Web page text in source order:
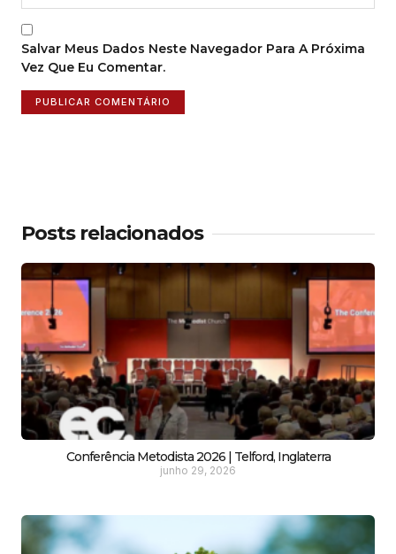
Salvar Meus Dados Neste Navegador Para A Próxima
Vez Que Eu Comentar.
Posts relacionados
Conferência Metodista 2026 | Telford, Inglaterra
junho 29, 2026